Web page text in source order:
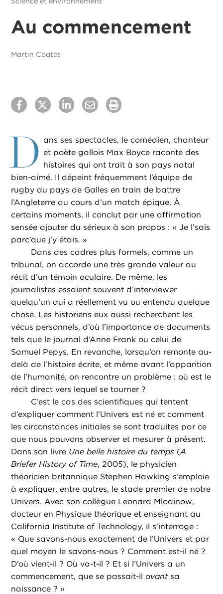
Au commencement
Martin Coates
D ans ses spectacles, le comédien, chanteur
et poète gallois Max Boyce raconte des
histoires qui ont trait à son pays natal
bien-aimé. Il dépeint fréquemment l’équipe de
rugby du pays de Galles en train de battre
l’Angleterre au cours d’un match épique. À
certains moments, il conclut par une affirmation
sensée ajouter du sérieux à son propos : « Je l’sais
parc’que j’y étais. »
Dans des cadres plus formels, comme un
tribunal, on accorde une très grande valeur au
récit d’un témoin oculaire. De même, les
journalistes essaient souvent d’interviewer
quelqu’un qui a réellement vu ou entendu quelque
chose. Les historiens eux aussi recherchent les
vécus personnels, d’où l’importance de documents
tels que le journal d’Anne Frank ou celui de
Samuel Pepys. En revanche, lorsqu’on remonte au-
delà de l’histoire écrite, et même avant l’apparition
de l’humanité, on rencontre un problème : où est le
récit direct vers lequel se tourner ?
C’est le cas des scientifiques qui tentent
d’expliquer comment l’Univers est né et comment
les circonstances initiales se sont traduites par ce
que nous pouvons observer et mesurer à présent.
Dans son livre Une belle histoire du temps (A
Briefer History of Time, 2005), le physicien
théoricien britannique Stephen Hawking s’emploie
à expliquer, entre autres, le stade premier de notre
Univers. Avec son collègue Leonard Mlodinow,
docteur en Physique théorique et enseignant au
California Institute of Technology, il s’interroge :
« Que savons-nous exactement de l’Univers et par
quel moyen le savons-nous ? Comment est-il né ?
D’où vient-il ? Où va-t-il ? Et si l’Univers a un
commencement, que se passait-ilavantsa
naissance ? »